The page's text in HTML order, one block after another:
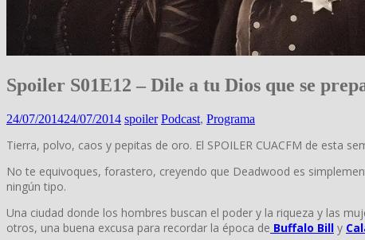
Spoiler S01E12 – Dile a tu Dios que se
24/07/201424/07/2014 spoiler Podcast, Programa
Tierra, polvo, caos y pepitas de oro. El SPOILER CUACFM de esta
No te equivoques, forastero, creyendo que Deadwood es
ningún tipo.
Una ciudad donde los hombres buscan el poder y la riqueza y las
otros, una buena excusa para recordar la época de Buffalo Bill y